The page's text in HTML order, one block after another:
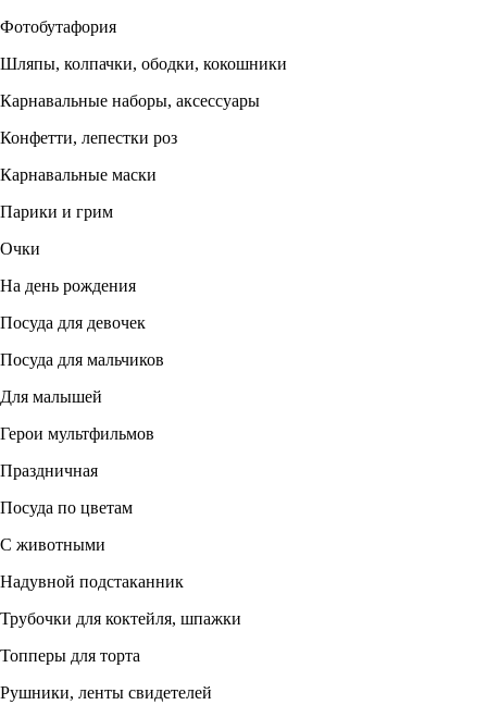
Фотобутафория
Шляпы, колпачки, ободки, кокошники
Карнавальные наборы, аксессуары
Конфетти, лепестки роз
Карнавальные маски
Парики и грим
Очки
На день рождения
Посуда для девочек
Посуда для мальчиков
Для малышей
Герои мультфильмов
Праздничная
Посуда по цветам
С животными
Надувной подстаканник
Трубочки для коктейля, шпажки
Топперы для торта
Рушники, ленты свидетелей